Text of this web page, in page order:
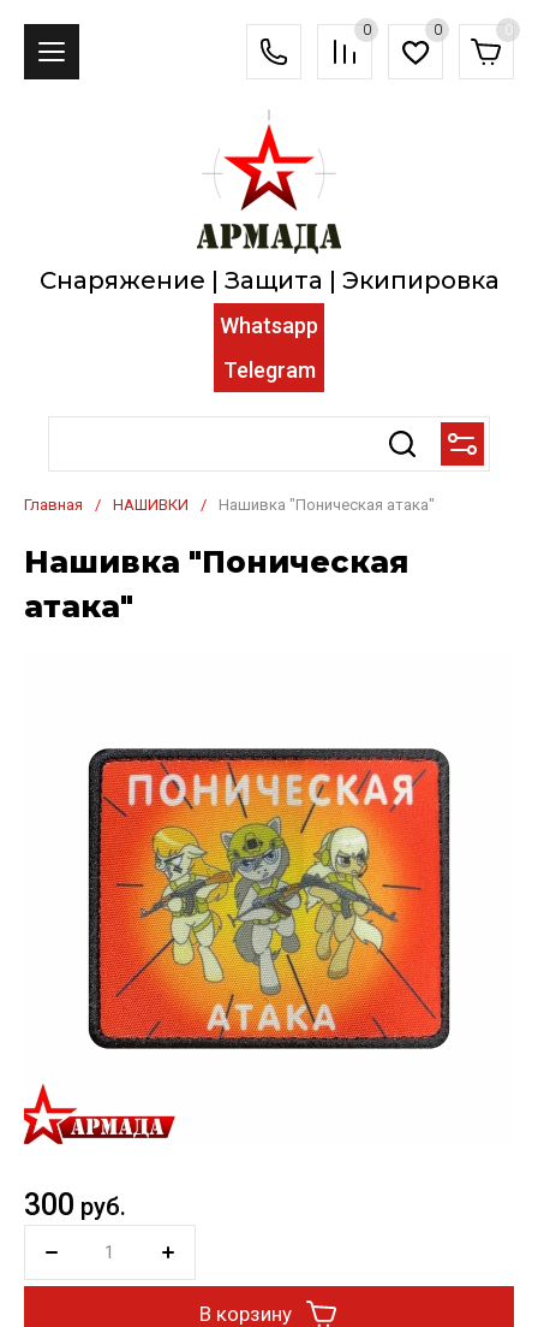
0 0 0
Снаряжение | Защита | Экипировка
Whatsapp
Telegram
Главная / НАШИВКИ / Нашивка "Поническая атака"
Нашивка "Поническая
атака"
300 руб.
В корзину